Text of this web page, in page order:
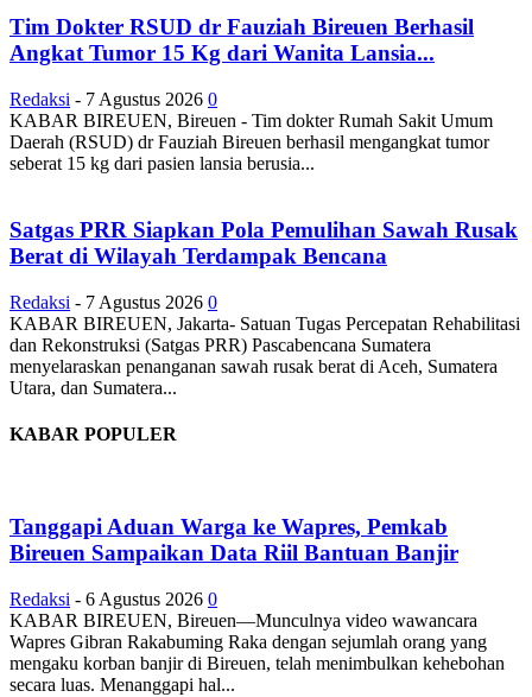
Tim Dokter RSUD dr Fauziah Bireuen Berhasil
Angkat Tumor 15 Kg dari Wanita Lansia...
Redaksi - 7 Agustus 2026 0
KABAR BIREUEN, Bireuen - Tim dokter Rumah Sakit Umum
Daerah (RSUD) dr Fauziah Bireuen berhasil mengangkat tumor
seberat 15 kg dari pasien lansia berusia...
Satgas PRR Siapkan Pola Pemulihan Sawah Rusak
Berat di Wilayah Terdampak Bencana
Redaksi - 7 Agustus 2026 0
KABAR BIREUEN, Jakarta- Satuan Tugas Percepatan Rehabilitasi
dan Rekonstruksi (Satgas PRR) Pascabencana Sumatera
menyelaraskan penanganan sawah rusak berat di Aceh, Sumatera
Utara, dan Sumatera...
KABAR POPULER
Tanggapi Aduan Warga ke Wapres, Pemkab
Bireuen Sampaikan Data Riil Bantuan Banjir
Redaksi - 6 Agustus 2026 0
KABAR BIREUEN, Bireuen—Munculnya video wawancara
Wapres Gibran Rakabuming Raka dengan sejumlah orang yang
mengaku korban banjir di Bireuen, telah menimbulkan kehebohan
secara luas. Menanggapi hal...